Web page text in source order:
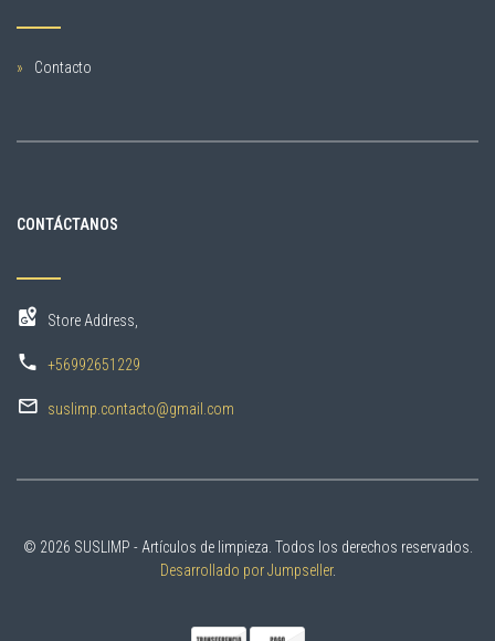
Contacto
CONTÁCTANOS
Store Address,
+56992651229
suslimp.contacto@gmail.com
© 2026 SUSLIMP - Artículos de limpieza. Todos los derechos reservados.
Desarrollado por Jumpseller.